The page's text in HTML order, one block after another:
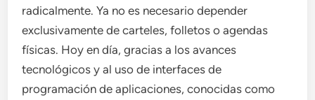
radicalmente. Ya no es necesario depender
exclusivamente de carteles, folletos o agendas
físicas. Hoy en día, gracias a los avances
tecnológicos y al uso de interfaces de
programación de aplicaciones, conocidas como